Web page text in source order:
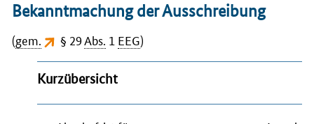
Bekanntmachung der Ausschreibung
(gem. § 29Abs. 1 EEG)
Kurzübersicht